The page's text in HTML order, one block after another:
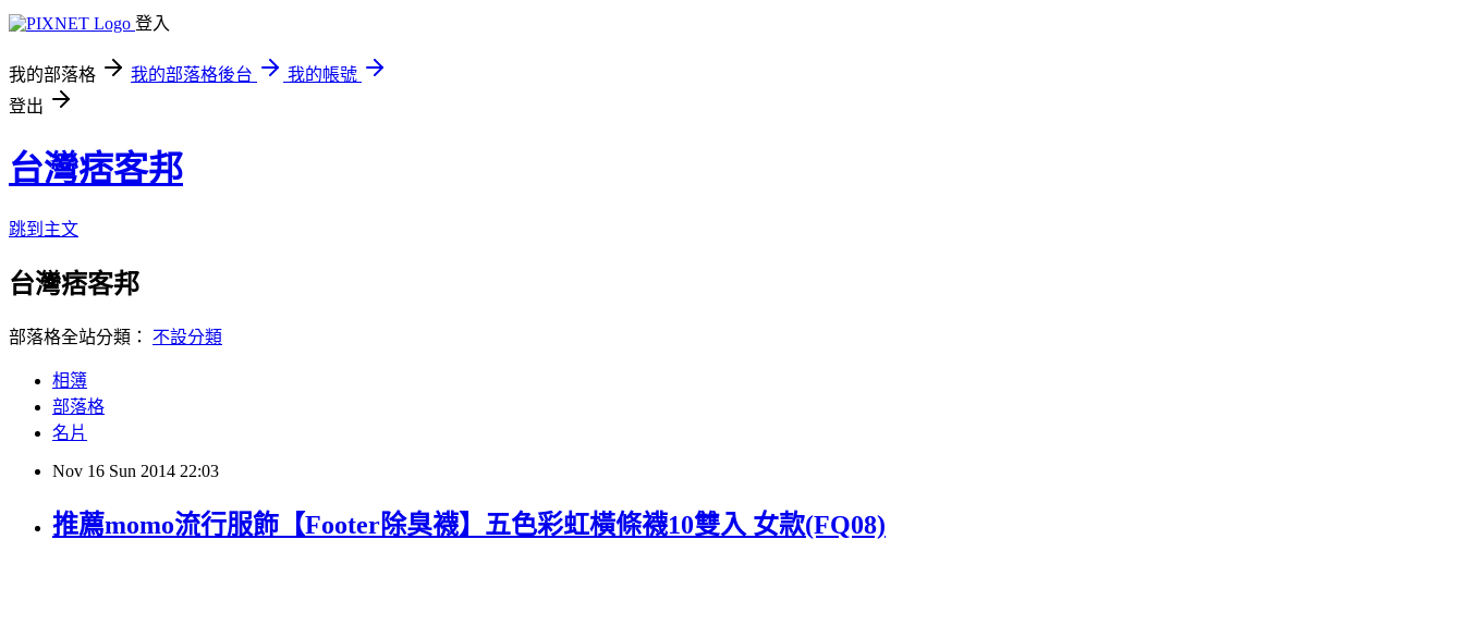
登入
我的部落格 我的部落格後台
我的帳號
登出
台灣痞客邦
跳到主文
台灣痞客邦
部落格全站分類： 不設分類
相簿
部落格
名片
Nov 16 Sun 2014 22:03
推薦momo流行服飾【Footer除臭襪】五色彩虹橫條襪10雙入 女款(FQ08)